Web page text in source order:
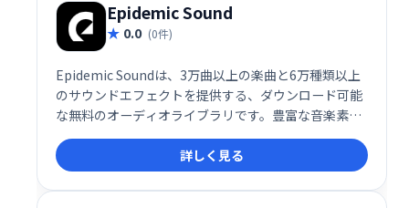
Epidemic Sound
0.0 (0件)
Epidemic Soundは、3万曲以上の楽曲と6万種類以上
のサウンドエフェクトを提供する、ダウンロード可能
な無料のオーディオライブラリです。豊富な音楽素材
で、動画制作やコンテンツ作成を簡単に、そして高品
質に仕上げることができます。
詳しく見る